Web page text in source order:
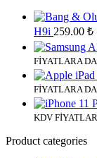
H9i 259.00 ₺
FİYATLARA
FİYATLARA
KDV
Product categories